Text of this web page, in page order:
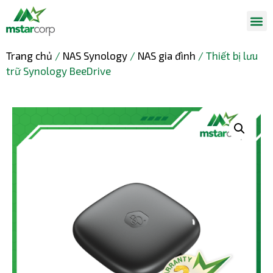
Trang chủ / NAS Synology / NAS gia đình / Thiết bị lưu
trữ Synology BeeDrive